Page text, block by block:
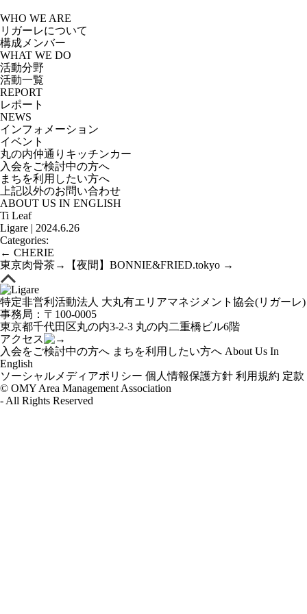
to
the
content
WHO WE ARE
リガーレについて
構成メンバー
WHAT WE DO
活動分野
活動一覧
REPORT
レポート
NEWS
インフォメーション
イベント
丸の内仲通りキッチンカー
入会をご検討中の方へ
まちを利用したい方へ
上記以外のお問い合わせ
ABOUT US IN ENGLISH
Ti Leaf
Ligare | 2024.6.26
Categories:
投
稿
ナ
ビ
ゲ
ー
シ
ョ
ン
← CHERIE
東京肉骨茶→【夜間】BONNIE&FRIED.tokyo →
特定非営利活動法人 大丸有エリアマネジメント協会(リガーレ)
事務局：〒100-0005
東京都千代田区丸の内3-2-3 丸の内二重橋ビル6階
アクセス
入会をご検討中の方へ まちを利用したい方へ About Us In
English
ソーシャルメディアポリシー 個人情報保護方針 利用規約 定款
© OMY Area Management Association
- All Rights Reserved